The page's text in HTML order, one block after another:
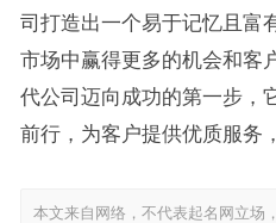
司打造出一个易于记忆且富
市场中赢得更多的机会和客
代公司迈向成功的第一步，
前行，为客户提供优质服务
本文来自网络，不代表起名网立场